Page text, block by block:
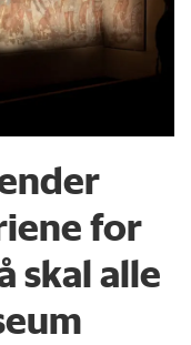
for
skal alle